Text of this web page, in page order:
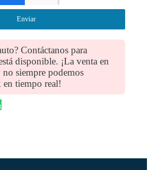
Enviar
Contáctanos para
disponible. ¡La venta en
siempre podemos
en tiempo real!